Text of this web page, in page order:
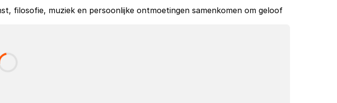
filosofie, muziek en persoonlijke ontmoetingen samenkomen om geloof